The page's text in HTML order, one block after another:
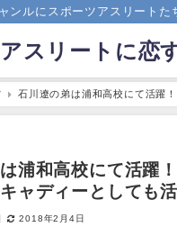
ンルにスポーツアスリートた
アスリートに恋
石川遼の弟は浦和高校にて活躍
活躍
浦和高校にて活躍
ャディーとしても
2018年2月4日